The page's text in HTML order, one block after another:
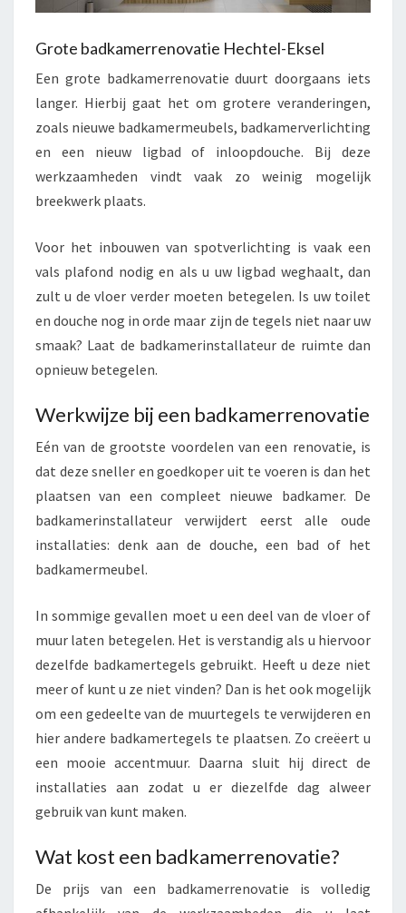
Grote badkamerrenovatie Hechtel-Eksel
Een grote badkamerrenovatie duurt doorgaans iets
langer. Hierbij gaat het om grotere veranderingen,
zoals nieuwe badkamermeubels, badkamerverlichting
en een nieuw ligbad of inloopdouche. Bij deze
werkzaamheden vindt vaak zo weinig mogelijk
breekwerk plaats.
Voor het inbouwen van spotverlichting is vaak een
vals plafond nodig en als u uw ligbad weghaalt, dan
zult u de vloer verder moeten betegelen. Is uw toilet
en douche nog in orde maar zijn de tegels niet naar uw
smaak? Laat de badkamerinstallateur de ruimte dan
opnieuw betegelen.
Werkwijze bij een badkamerrenovatie
Eén van de grootste voordelen van een renovatie, is
dat deze sneller en goedkoper uit te voeren is dan het
plaatsen van een compleet nieuwe badkamer. De
badkamerinstallateur verwijdert eerst alle oude
installaties: denk aan de douche, een bad of het
badkamermeubel.
In sommige gevallen moet u een deel van de vloer of
muur laten betegelen. Het is verstandig als u hiervoor
dezelfde badkamertegels gebruikt. Heeft u deze niet
meer of kunt u ze niet vinden? Dan is het ook mogelijk
om een gedeelte van de muurtegels te verwijderen en
hier andere badkamertegels te plaatsen. Zo creëert u
een mooie accentmuur. Daarna sluit hij direct de
installaties aan zodat u er diezelfde dag alweer
gebruik van kunt maken.
Wat kost een badkamerrenovatie?
De prijs van een badkamerrenovatie is volledig